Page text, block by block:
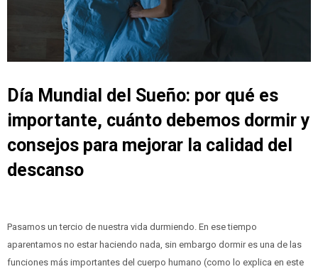
Día Mundial del Sueño: por qué es
importante, cuánto debemos dormir y
consejos para mejorar la calidad del
descanso
Pasamos un tercio de nuestra vida durmiendo. En ese tiempo
aparentamos no estar haciendo nada, sin embargo dormir es una de las
funciones más importantes del cuerpo humano (como lo explica en este